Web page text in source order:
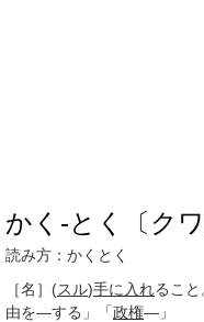
かく‐とく〔クワ
読み方：かくとく
［名］ (スル)手に入れること
由を―する」「政権―」